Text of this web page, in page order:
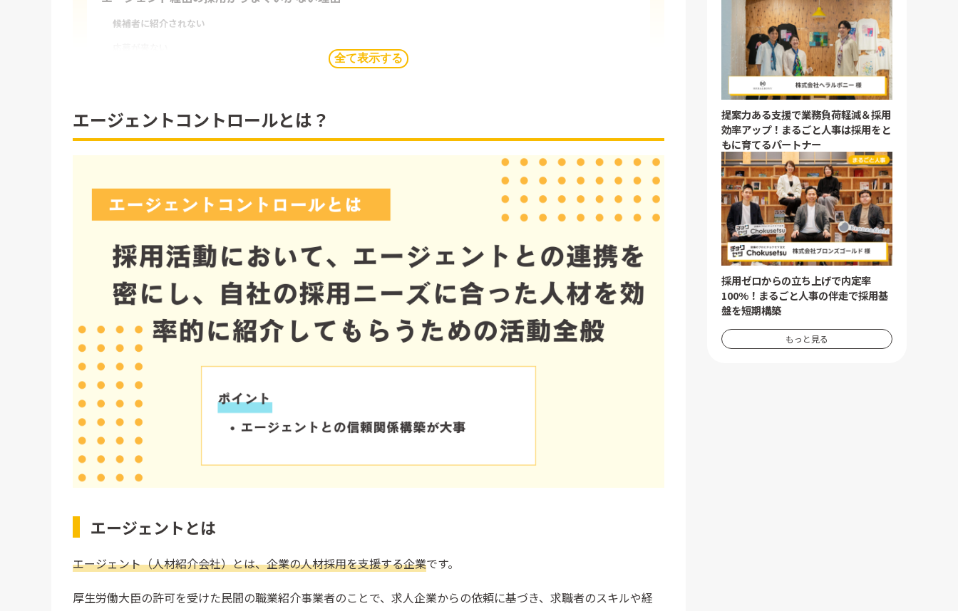
候補者に紹介されない
エージェントコントロールが必要な理由
エージェントコントロールを行う際のポイント
1．採用ターゲットの明確化
2．募集ポジションの明確化
3．優先エージェントの見極め
4．エージェントとの打ち合わせ
5．振り返り
エージェントに対して取ってはいけないNGな行動
紹介料の値下げ
紹介数のノルマ設定
1．対応の質が担保される
3．全体の採用率がアップする
4．スピード感を持って採用活動できる
全て表示する
エージェントコントロールとは？
エージェントとは
エージェント（人材紹介会社）とは、企業の人材採用を支援する企業です。
厚生労働大臣の許可を受けた民間の職業紹介事業者のことで、求人企業からの依頼に基づき、求職者のスキルや経
提案力ある支援で業務負荷軽減＆採用
効率アップ！まるごと人事は採用をと
もに育てるパートナー
採用ゼロからの立ち上げで内定率
100%！まるごと人事の伴走で採用基
盤を短期構築
もっと見る